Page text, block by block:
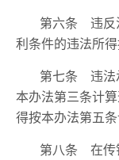
第六条 违反
利条件的违法所
第七条 违法
本办法第三条计
得按本办法第五条
第八条 在传